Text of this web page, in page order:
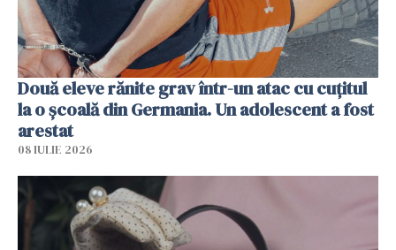
Două eleve rănite grav într-un atac cu cuțitul
la o școală din Germania. Un adolescent a fost
arestat
08 IULIE 2026